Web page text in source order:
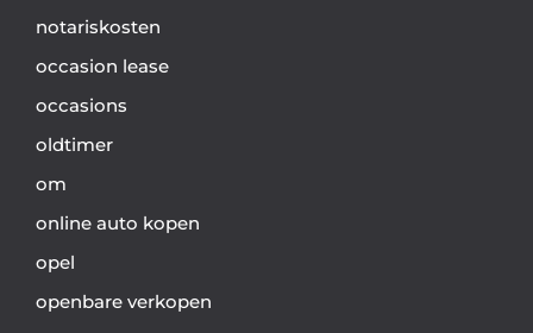
notariskosten
occasion lease
occasions
oldtimer
om
online auto kopen
opel
openbare verkopen